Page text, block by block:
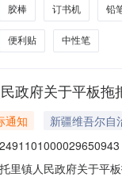
胶棒 订书机 铅
便利贴 中性笔
政府关于平板
通知 新疆维吾尔自
2491101000029650943
托里镇人民政府关于平